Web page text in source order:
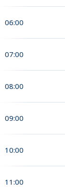
06:00
07:00
08:00
09:00
10:00
11:00